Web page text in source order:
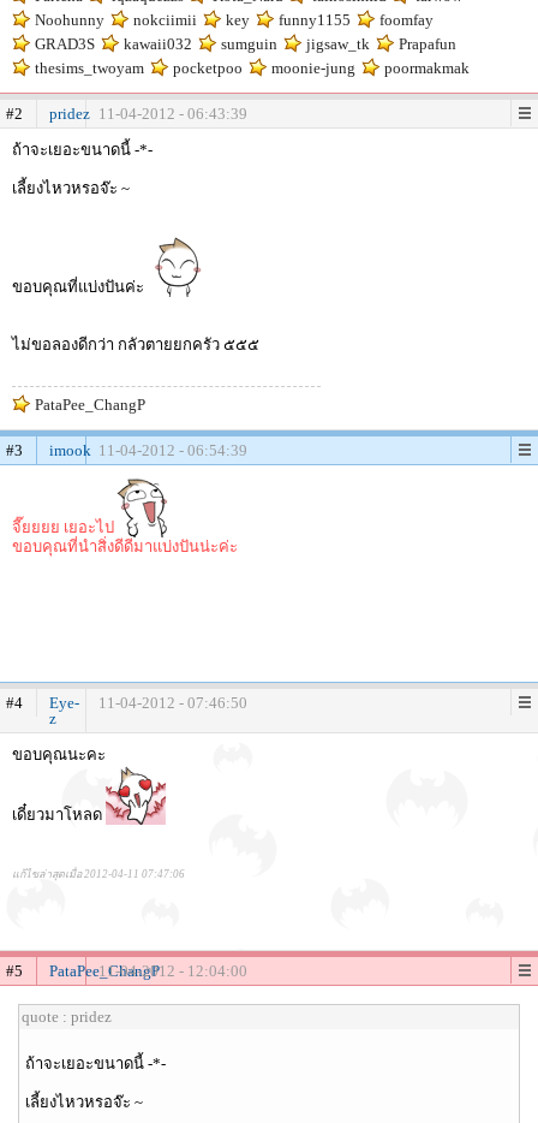
Noohunny
nokciimii key funny1155
foomfay
GRAD3S
kawaii032 sumguin jigsaw_tk
Prapafun
thesims_twoyam
pocketpoo moonie-jung poormakmak
#2 pridez 11-04-2012 - 06:43:39
ถ้าจะเยอะขนาดนี้ -*-
เลี้ยงไหวหรอจ๊ะ ~
ขอบคุณที่แบ่งปันค่ะ
ไม่ขอลองดีกว่า กลัวตายยกครัว ๕๕๕
PataPee_ChangP
#3 imook 11-04-2012 - 06:54:39
จี๊ยยยย เยอะไป
ขอบคุณที่นำสิ่งดีดีมาแบ่งปันน่ะค่ะ
#4
Eye-
z
11-04-2012 - 07:46:50
ขอบคุณนะคะ
เดี๋ยวมาโหลด
แก้ไขล่าสุดเมื่อ 2012-04-11 07:47:06
#5 PataPee_ChangP
11-04-2012 - 12:04:00
quote : pridez
ถ้าจะเยอะขนาดนี้ -*-
เลี้ยงไหวหรอจ๊ะ ~